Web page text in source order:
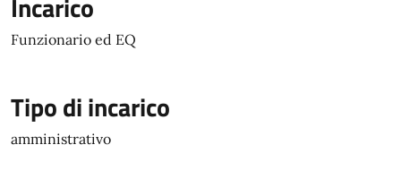
Funzionario ed EQ
Tipo di incarico
amministrativo